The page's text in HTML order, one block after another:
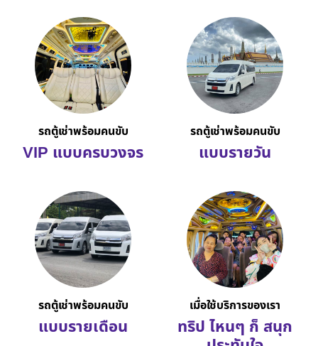
รถตู้เช่าพร้อมคนขับ
VIP แบบครบวงจร
รถตู้เช่าพร้อมคนขับ
แบบรายวัน
รถตู้เช่าพร้อมคนขับ
แบบรายเดือน
เมื่อใช้บริการของเรา
ทริป ไหนๆ ก็ สนุก